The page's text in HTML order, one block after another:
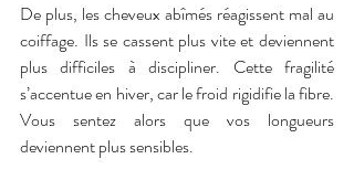
De plus, les cheveux abîmés réagissent mal au
coiffage. Ils se cassent plus vite et deviennent
plus difficiles à discipliner. Cette fragilité
s’accentue en hiver, car le froid rigidifie la fibre.
Vous sentez alors que vos longueurs
deviennent plus sensibles.